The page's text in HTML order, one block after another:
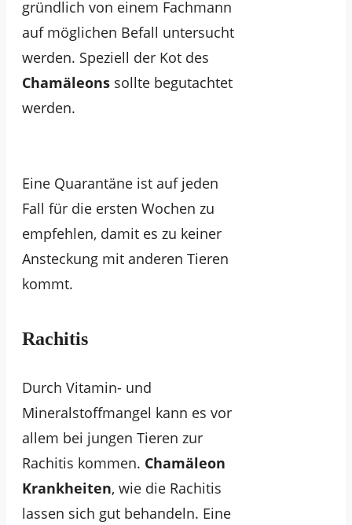
gründlich von einem Fachmann
auf möglichen Befall untersucht
werden. Speziell der Kot des
Chamäleons sollte begutachtet
werden.
Eine Quarantäne ist auf jeden
Fall für die ersten Wochen zu
empfehlen, damit es zu keiner
Ansteckung mit anderen Tieren
kommt.
Rachitis
Durch Vitamin- und
Mineralstoffmangel kann es vor
allem bei jungen Tieren zur
Rachitis kommen. Chamäleon
Krankheiten, wie die Rachitis
lassen sich gut behandeln. Eine